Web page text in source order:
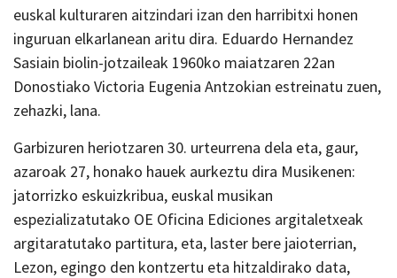
euskal kulturaren aitzindari izan den harribitxi honen
inguruan elkarlanean aritu dira. Eduardo Hernandez
Sasiain biolin-jotzaileak 1960ko maiatzaren 22an
Donostiako Victoria Eugenia Antzokian estreinatu zuen,
zehazki, lana.
Garbizuren heriotzaren 30. urteurrena dela eta, gaur,
azaroak 27, honako hauek aurkeztu dira Musikenen:
jatorrizko eskuizkribua, euskal musikan
espezializatutako OE Oficina Ediciones argitaletxeak
argitaratutako partitura, eta, laster bere jaioterrian,
Lezon, egingo den kontzertu eta hitzaldirako data,